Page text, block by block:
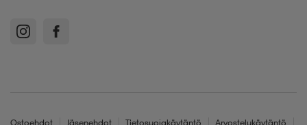
Ostoehdot Jäsenehdot Tietosuojakäytäntö Arvostelukäytäntö